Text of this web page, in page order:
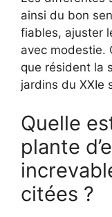
ainsi du bon
fiables, ajuster
avec modestie.
que résident la
jardins du XXIe
Quelle
plante
citées ?